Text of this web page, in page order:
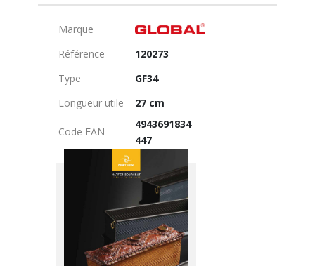
Marque
Référence
120273
Type
GF34
Longueur utile
27 cm
Code EAN
4943691834
447